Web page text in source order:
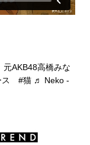
AKB48高橋みな
ス #猫 ♬ Neko -